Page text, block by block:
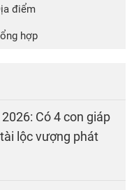
điểm
hợp
Có 4 con giáp
lộc vượng phát